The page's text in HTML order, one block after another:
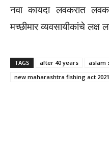
नवा कायदा लवकरात
मच्छीमार व्यवसायीकांचे लक्ष
TAGS after 40 years
aslam
new maharashtra fishing act 2021